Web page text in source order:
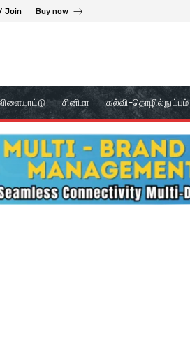
Join Buy now
சினிமா கல்வி-தொழில்நுட்பம்